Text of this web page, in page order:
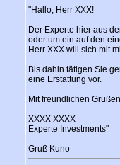
"Hallo, Herr XXX!
Der Experte hier aus
oder um ein auf den
Herr XXX will sich mit
Bis dahin tätigen Sie
eine Erstattung vor.
Mit freundlichen Grüßen
XXXX XXXX
Experte Investments"
Gruß Kuno